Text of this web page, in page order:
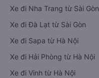
Xe đi Nha Trang từ Sài Gòn
Xe đi Đà Lạt từ Sài Gòn
Xe đi Sapa từ Hà Nội
Xe đi Hải Phòng từ Hà Nội
Xe đi Vinh từ Hà Nội